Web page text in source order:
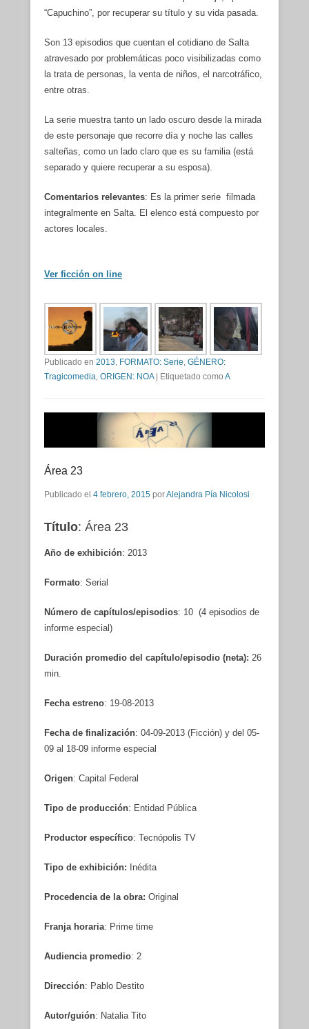
“Capuchino”, por recuperar su título y su vida pasada.
Son 13 episodios que cuentan el cotidiano de Salta
atravesado por problemáticas poco visibilizadas como
la trata de personas, la venta de niños, el narcotráfico,
entre otras.
La serie muestra tanto un lado oscuro desde la mirada
de este personaje que recorre día y noche las calles
salteñas, como un lado claro que es su familia (está
separado y quiere recuperar a su esposa).
Comentarios relevantes: Es la primer serie filmada
integralmente en Salta. El elenco está compuesto por
actores locales.
Ver ficción on line
Publicado en 2013, FORMATO: Serie, GÉNERO:
Tragicomedia, ORIGEN: NOA| Etiquetado como A
Área 23
Publicado el 4 febrero, 2015 porAlejandra Pía Nicolosi
Título: Área 23
Año de exhibición: 2013
Formato: Serial
Número de capítulos/episodios: 10 (4 episodios de
informe especial)
Duración promedio del capítulo/episodio (neta): 26
min.
Fecha estreno: 19-08-2013
Fecha de finalización: 04-09-2013 (Ficción) y del 05-
09 al 18-09 informe especial
Origen: Capital Federal
Tipo de producción: Entidad Pública
Productor específico: Tecnópolis TV
Tipo de exhibición: Inédita
Procedencia de la obra: Original
Franja horaria: Prime time
Audiencia promedio: 2
Dirección: Pablo Destito
Autor/guión: Natalia Tito